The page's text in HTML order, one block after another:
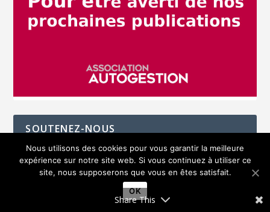
SOUTENEZ-NOUS
Share This
Nous utilisons des cookies pour vous garantir la meilleure
expérience sur notre site web. Si vous continuez à utiliser ce
site, nous supposerons que vous en êtes satisfait.
OK